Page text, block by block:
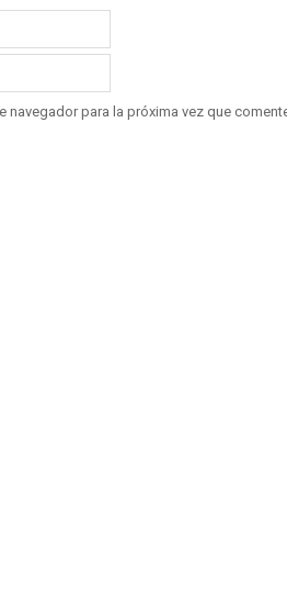
para la próxima vez que